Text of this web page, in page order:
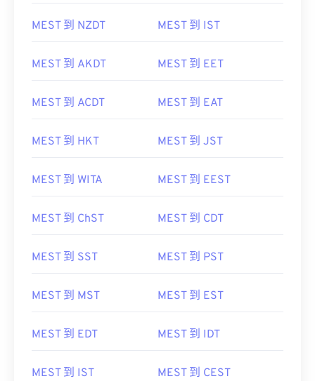
MEST 到 NZDT MEST 到 IST
MEST 到 AKDT MEST 到 EET
MEST 到 ACDT MEST 到 EAT
MEST 到 HKT MEST 到 JST
MEST 到 WITA MEST 到 EEST
MEST 到 ChST MEST 到 CDT
MEST 到 SST MEST 到 PST
MEST 到 MST MEST 到 EST
MEST 到 EDT MEST 到 IDT
MEST 到 IST MEST 到 CEST